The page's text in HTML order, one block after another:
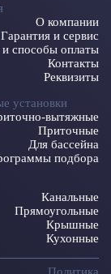
О компании
Гарантия и сервис
и способы оплаты
Контакты
Реквизиты
установки
вытяжные
Приточные
Для бассейна
подбора
Канальные
Прямоугольные
Крышные
Кухонные